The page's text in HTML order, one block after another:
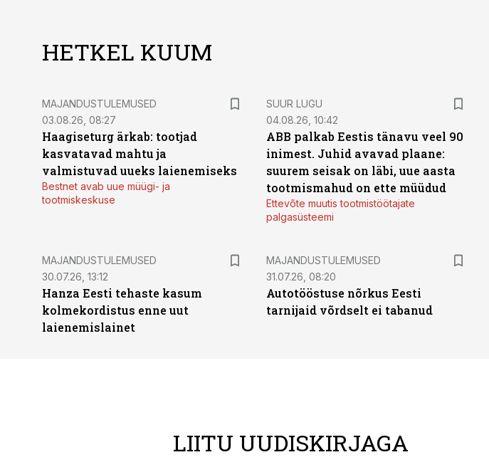
HETKEL KUUM
MAJANDUSTULEMUSED
03.08.26, 08:27
Haagiseturg ärkab: tootjad
kasvatavad mahtu ja
valmistuvad uueks laienemiseks
Bestnet avab uue müügi- ja
tootmiskeskuse
SUUR LUGU
04.08.26, 10:42
ABB palkab Eestis tänavu veel 90
inimest. Juhid avavad plaane:
suurem seisak on läbi, uue aasta
tootmismahud on ette müüdud
Ettevõte muutis tootmistöötajate
palgasüsteemi
MAJANDUSTULEMUSED
30.07.26, 13:12
Hanza Eesti tehaste kasum
kolmekordistus enne uut
laienemislainet
MAJANDUSTULEMUSED
31.07.26, 08:20
Autotööstuse nõrkus Eesti
tarnijaid võrdselt ei tabanud
LIITU UUDISKIRJAGA